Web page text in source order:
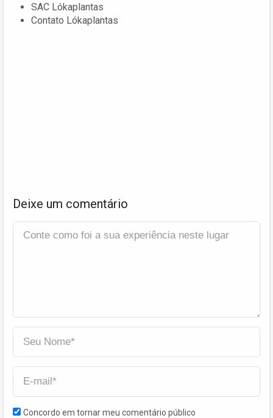
SAC Lókaplantas
Contato Lókaplantas
Deixe um comentário
Concordo em tornar meu comentário público